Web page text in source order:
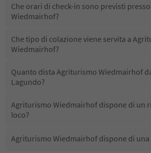
Che orari di check-in sono previsti
Wiedmairhof?
Che tipo di colazione viene servita a
Wiedmairhof?
Quanto dista Agriturismo Wiedmairhof
Lagundo?
Agriturismo Wiedmairhof dispone di un
loco?
Agriturismo Wiedmairhof dispone di una